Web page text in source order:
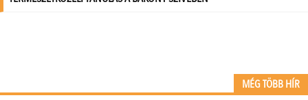
MÉG TÖBB HÍR